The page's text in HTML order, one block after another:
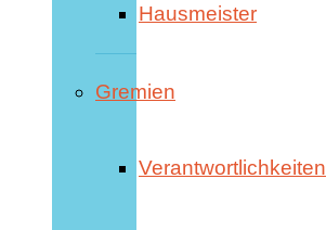
Hausmeister
Gremien
Verantwortlichkeiten